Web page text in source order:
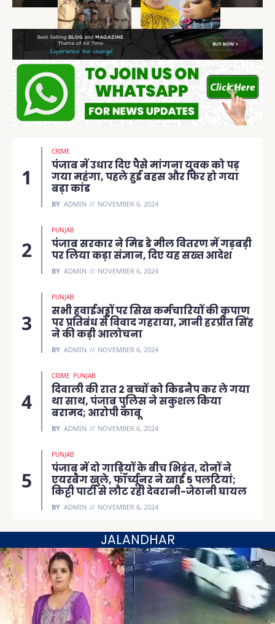
जेठानी घायल
का LIVE VIDEO
ने किया गिरफ्तार
कहानी
CRIME
पंजाब में उधार दिए पैसे मांगना युवक को पड़
गया महंगा, पहले हुई बहस और फिर हो गया
बड़ा कांड
BY ADMIN NOVEMBER 6, 2024
PUNJAB
पंजाब सरकार ने मिड डे मील वितरण में गड़बड़ी
पर लिया कड़ा संज्ञान, दिए यह सख्त आदेश
BY ADMIN NOVEMBER 6, 2024
PUNJAB
सभी हवाईअड्डों पर सिख कर्मचारियों की कृपाण
पर प्रतिबंध से विवाद गहराया, ज्ञानी हरप्रीत सिंह
ने की कड़ी आलोचना
BY ADMIN NOVEMBER 6, 2024
CRIME PUNJAB
दिवाली की रात 2 बच्चों को किडनैप कर ले गया
था साथ, पंजाब पुलिस ने सकुशल किया
बरामद; आरोपी काबू
BY ADMIN NOVEMBER 6, 2024
PUNJAB
पंजाब में दो गाड़ियों के बीच भिड़ंत, दोनों ने
एयरबैग खुले, फॉर्च्यूनर ने खाई 5 पलटियां;
किट्टी पार्टी से लौट रही देवरानी-जेठानी घायल
BY ADMIN NOVEMBER 6, 2024
JALANDHAR